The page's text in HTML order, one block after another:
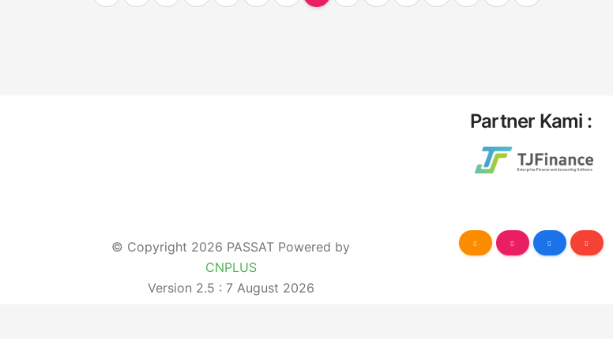
Partner Kami :
© Copyright 2026 PASSAT Powered by
CNPLUS
Version 2.5 : 7 August 2026